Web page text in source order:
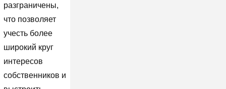
разграничены,
что позволяет
учесть более
широкий круг
интересов
собственников и